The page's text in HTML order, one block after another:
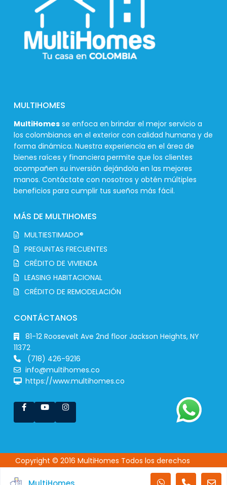
MULTIHOMES
MultiHomes se enfoca en brindar el mejor servicio a
los colombianos en el exterior con calidad humana y de
forma dinámica. Nuestra experiencia en el área de
bienes raíces y financiera permite que los clientes
acompañen su inversión dejándola en las mejores
manos. Contáctate con nosotros y obtén múltiples
beneficios para cumplir tus sueños más fácil.
MÁS DE MULTIHOMES
MULTIESTIMADO®
PREGUNTAS FRECUENTES
CRÉDITO DE VIVIENDA
LEASING HABITACIONAL
CRÉDITO DE REMODELACIÓN
CONTÁCTANOS
81-12 Roosevelt Ave 2nd floor Jackson Heights, NY
11372
(718) 426-9216
info@multihomes.co
https://www.multihomes.co
Copyright © 2016 MultiHomes Todos los derechos
reservados New York - USA